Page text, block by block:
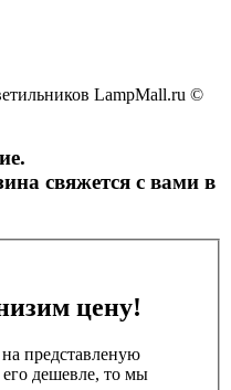
LampMall.ru ©
свяжется с вами в
цену!
представленую
дешевле, то мы